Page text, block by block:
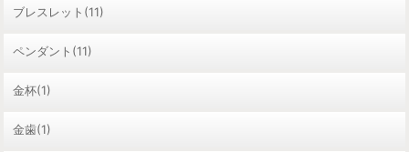
ブレスレット(11)
ペンダント(11)
金杯(1)
金歯(1)